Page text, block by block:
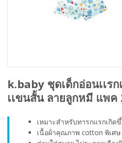
k.baby ชุดเด็กอ่อนเเร
เเขนสั้น ลายลูกหมี แพ
เหมาะสำหรับทารกแรกเกิด
เนื้อผ้าคุณภาพ cotton พิเศษ